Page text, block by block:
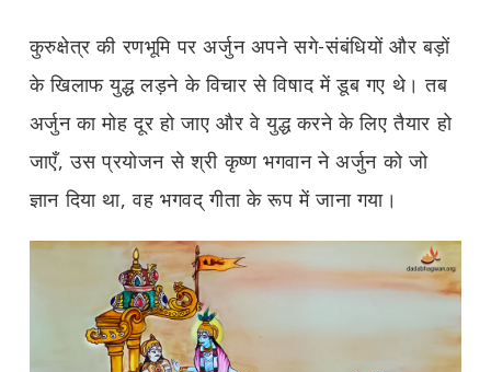
कुरुक्षेत्र की रणभूमि पर अर्जुन अपने सगे-संबंधियों और बड़ों
के खिलाफ युद्ध लड़ने के विचार से विषाद में डूब गए थे। तब
अर्जुन का मोह दूर हो जाए और वे युद्ध करने के लिए तैयार हो
जाएँ, उस प्रयोजन से श्री कृष्ण भगवान ने अर्जुन को जो
ज्ञान दिया था, वह भगवद् गीता के रूप में जाना गया।